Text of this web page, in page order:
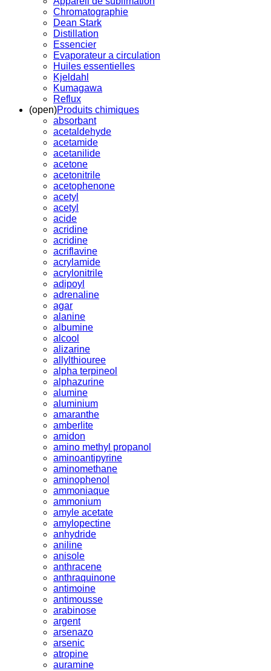
Chromatographie
Dean Stark
Distillation
Essencier
Evaporateur a circulation
Huiles essentielles
Kjeldahl
Kumagawa
Reflux
(open)Produits chimiques
absorbant
acetaldehyde
acetamide
acetanilide
acetone
acetonitrile
acetophenone
acetyl
acetyl
acide
acridine
acridine
acriflavine
acrylamide
acrylonitrile
adipoyl
adrenaline
agar
alanine
albumine
alcool
alizarine
allylthiouree
alpha terpineol
alphazurine
alumine
aluminium
amaranthe
amberlite
amidon
amino methyl propanol
aminoantipyrine
aminomethane
aminophenol
ammoniaque
ammonium
amyle acetate
amylopectine
anhydride
aniline
anisole
anthracene
anthraquinone
antimoine
antimousse
arabinose
argent
arsenazo
arsenic
atropine
auramine